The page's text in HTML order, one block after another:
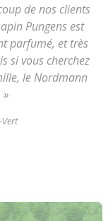
de nos clients
Pungens est
parfumé, et très
si vous cherchez
le Nordmann